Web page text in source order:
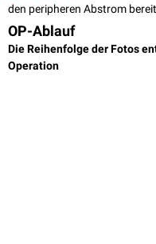
den peripheren Abstrom
OP-Ablauf
Die Reihenfolge der Fotos
Operation